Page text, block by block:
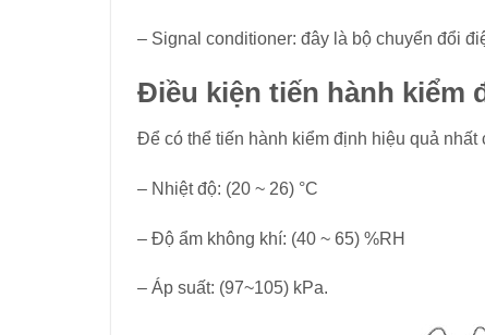
– Signal conditioner: đây là bộ chuyển đổi
Điều kiện tiến hành kiểm
Để có thể tiến hành kiểm định hiệu quả
– Nhiệt độ: (20 ~ 26) °C
– Độ ẩm không khí: (40 ~ 65) %RH
– Áp suất: (97~105) kPa.